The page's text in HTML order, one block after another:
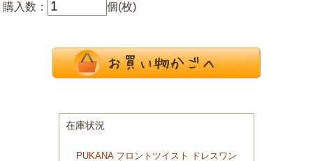
購入数： 個(枚)